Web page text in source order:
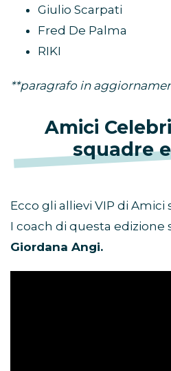
Giulio Scarpati
Fred De Palma
RIKI
**paragrafo in
Amici
squadre
Ecco gli allievi VIP di
I coach di questa edizione
Giordana Angi.